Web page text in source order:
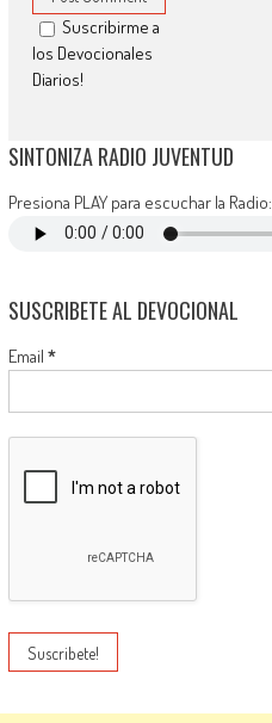
Suscribirme a
los Devocionales
Diarios!
SINTONIZA RADIO JUVENTUD
Presiona PLAY para escuchar la Radio:
SUSCRIBETE AL DEVOCIONAL
Email *